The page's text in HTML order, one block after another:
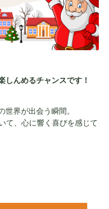
しんめるチャンスです！
世界が出会う瞬間。
て、心に響く喜びを感じて